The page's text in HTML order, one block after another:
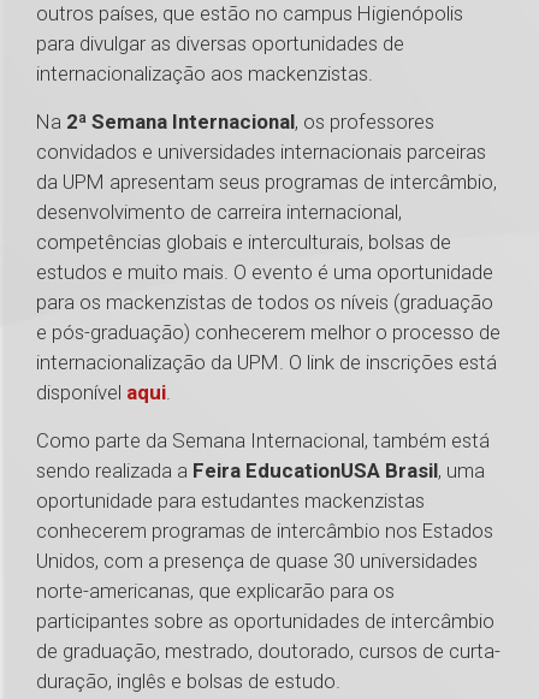
outros países, que estão no campus Higienópolis
para divulgar as diversas oportunidades de
internacionalização aos mackenzistas.
Na 2ª Semana Internacional, os professores
convidados e universidades internacionais parceiras
da UPM apresentam seus programas de intercâmbio,
desenvolvimento de carreira internacional,
competências globais e interculturais, bolsas de
estudos e muito mais. O evento é uma oportunidade
para os mackenzistas de todos os níveis (graduação
e pós-graduação) conhecerem melhor o processo de
internacionalização da UPM. O link de inscrições está
disponível aqui.
Como parte da Semana Internacional, também está
sendo realizada a Feira EducationUSA Brasil, uma
oportunidade para estudantes mackenzistas
conhecerem programas de intercâmbio nos Estados
Unidos, com a presença de quase 30 universidades
norte-americanas, que explicarão para os
participantes sobre as oportunidades de intercâmbio
de graduação, mestrado, doutorado, cursos de curta-
duração, inglês e bolsas de estudo.